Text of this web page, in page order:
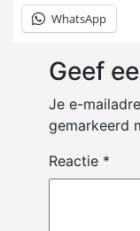
WhatsApp
Geef
Je e-
gemarkeerd
Reactie *